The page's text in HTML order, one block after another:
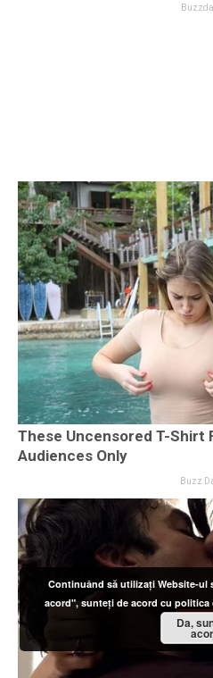
Continuând să utilizați Website-ul
acord", sunteți de acord cu
Da,